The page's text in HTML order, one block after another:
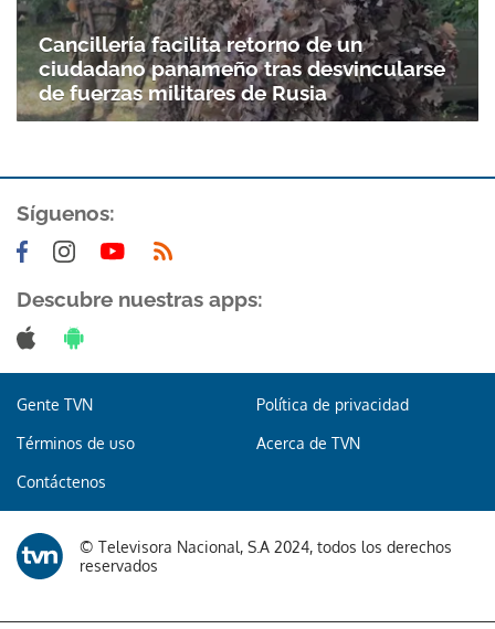
Gracias por suscribirte a nuestro boletín.
ACEPTAR
Cancillería facilita retorno de un
ciudadano panameño tras desvincularse
de fuerzas militares de Rusia
Síguenos:
Descubre nuestras apps:
Gente TVN Política de privacidad
Términos de uso Acerca de TVN
Contáctenos
© Televisora Nacional, S.A 2024, todos los derechos
reservados